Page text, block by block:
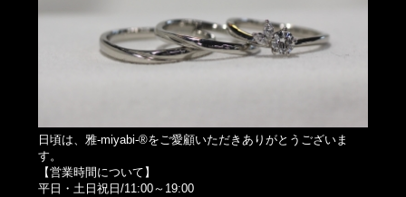
日頃は、雅-miyabi-®をご愛顧いただきありがとうございま
す。
【営業時間について】
平日・土日祝日/11:00～19:00